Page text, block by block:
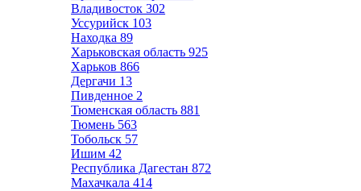
Владивосток 302
Уссурийск 103
Находка 89
Харьковская область 925
Харьков 866
Дергачи 13
Пивденное 2
Тюменская область 881
Тюмень 563
Тобольск 57
Ишим 42
Республика Дагестан 872
Махачкала 414